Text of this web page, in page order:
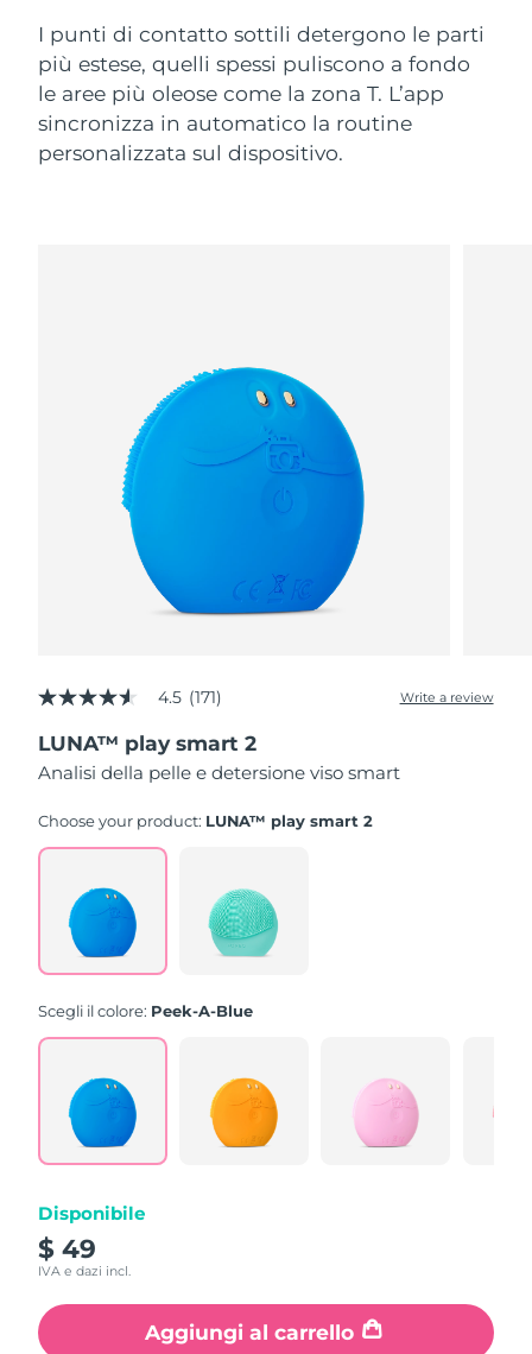
I punti di contatto sottili detergono le parti
più estese, quelli spessi puliscono a fondo
le aree più oleose come la zona T. L’app
sincronizza in automatico la routine
personalizzata sul dispositivo.
4.5
of
5
stars,
rating
Read
Reviews.
Same
page
link.
4.5 (171) Write a review
LUNA™ play smart 2
Analisi della pelle e detersione viso smart
Choose your product: LUNA™ play smart 2
Scegli il colore: Peek-A-Blue
Disponibile
$ 49
IVA e dazi incl.
Aggiungi al carrello